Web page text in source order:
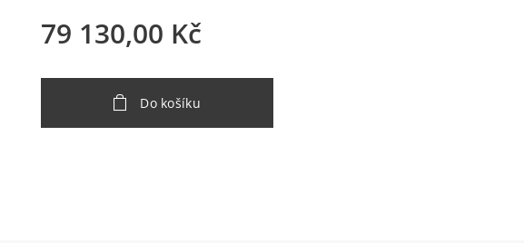
79 130,00 Kč
Do košíku